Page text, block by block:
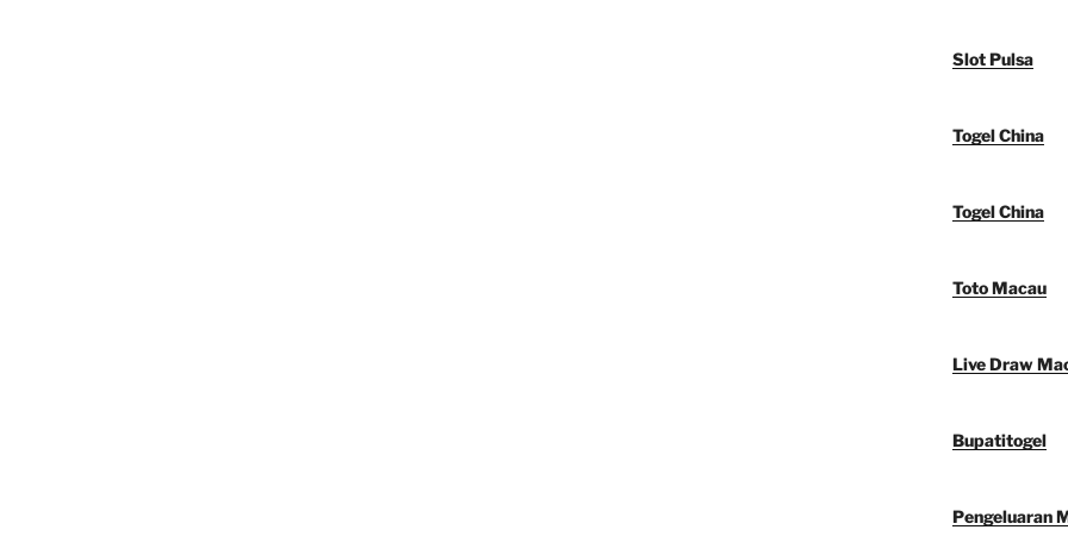
Slot Pulsa
Togel China
Togel China
Toto Macau
Live Draw
Bupatitogel
Pengeluaran